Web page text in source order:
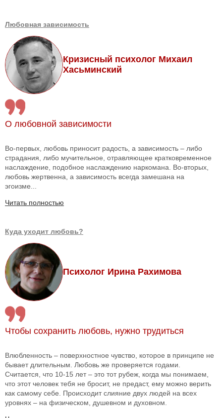
Любовная зависимость
Кризисный психолог Михаил
Хасьминский
О любовной зависимости
Во-первых, любовь приносит радость, а зависимость – либо
страдания, либо мучительное, отравляющее кратковременное
наслаждение, подобное наслаждению наркомана. Во-вторых,
любовь жертвенна, а зависимость всегда замешана на
эгоизме...
Читать полностью
Куда уходит любовь?
Психолог Ирина Рахимова
Чтобы сохранить любовь, нужно трудиться
Влюбленность – поверхностное чувство, которое в принципе не
бывает длительным. Любовь же проверяется годами.
Считается, что 10-15 лет – это тот рубеж, когда мы понимаем,
что этот человек тебя не бросит, не предаст, ему можно верить
как самому себе. Происходит слияние двух людей на всех
уровнях – на физическом, душевном и духовном.